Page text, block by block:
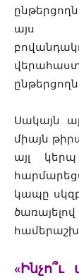
այս
Սակայն
միայն
այլ
կապը